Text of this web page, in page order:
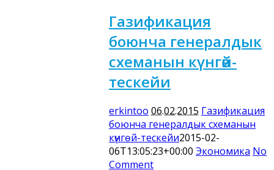
Газификация
боюнча генералдык
схеманын күнгөй-
тескейи
erkintoo 06.02.2015 Газификация
боюнча генералдык схеманын
күнгөй-тескейи2015-02-
06T13:05:23+00:00 Экономика No
Comment